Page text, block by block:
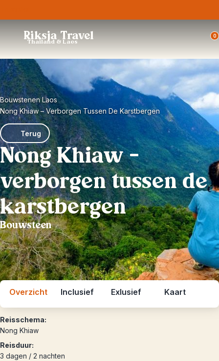
Riksja Travel
Thailand & Laos
0
Bouwstenen Laos
Nong Khiaw – Verborgen Tussen De Karstbergen
Terug
Nong Khiaw –
verborgen tussen de
karstbergen
Bouwsteen
Overzicht Inclusief Exlusief Kaart
Reisschema:
Nong Khiaw
Reisduur:
3 dagen / 2 nachten